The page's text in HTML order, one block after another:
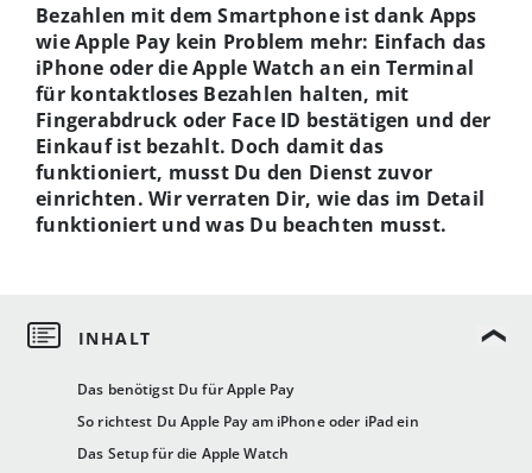
Das benötigst Du für Apple Pay
So richtest Du Apple Pay am iPhone oder iPad ein
Das Setup für die Apple Watch
Bezahlen mit dem Smartphone ist dank Apps
wie Apple Pay kein Problem mehr: Einfach das
iPhone oder die Apple Watch an ein Terminal
für kontaktloses Bezahlen halten, mit
Fingerabdruck oder Face ID bestätigen und der
Einkauf ist bezahlt. Doch damit das
funktioniert, musst Du den Dienst zuvor
einrichten. Wir verraten Dir, wie das im Detail
funktioniert und was Du beachten musst.